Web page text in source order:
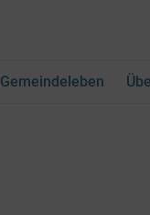
Gemeindeleben